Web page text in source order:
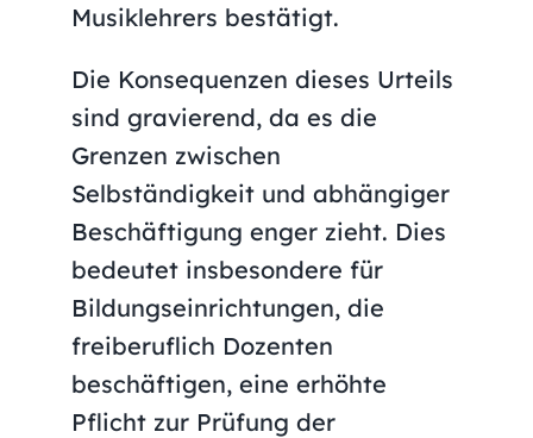
Musiklehrers bestätigt.
Die Konsequenzen dieses Urteils
sind gravierend, da es die
Grenzen zwischen
Selbständigkeit und abhängiger
Beschäftigung enger zieht. Dies
bedeutet insbesondere für
Bildungseinrichtungen, die
freiberuflich Dozenten
beschäftigen, eine erhöhte
Pflicht zur Prüfung der